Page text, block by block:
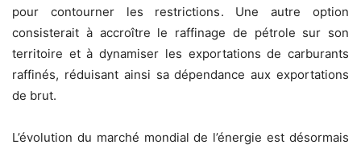
pour contourner les restrictions. Une autre option
consisterait à accroître le raffinage de pétrole sur son
territoire et à dynamiser les exportations de carburants
raffinés, réduisant ainsi sa dépendance aux exportations
de brut.
L’évolution du marché mondial de l’énergie est désormais